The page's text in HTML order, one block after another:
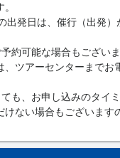
出発日は、催行（出発）
約可能な場合もござい
、ツアーセンターまでお
も、お申し込みのタイ
けない場合もございます